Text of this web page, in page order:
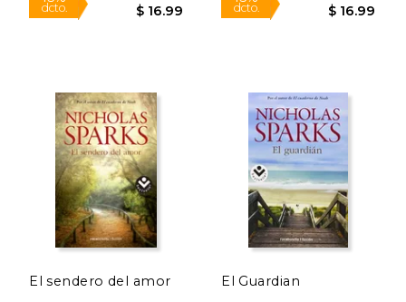
dcto. $ 18.28 dcto.
El sendero del amor El Guardian